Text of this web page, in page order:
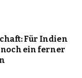
Für Indien
ein ferner